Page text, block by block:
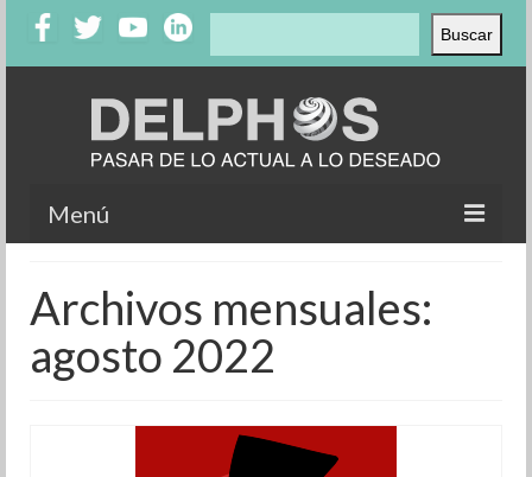
Buscar
Buscar
Menú
Nosotros
Productos
Archivos mensuales:
agosto 2022